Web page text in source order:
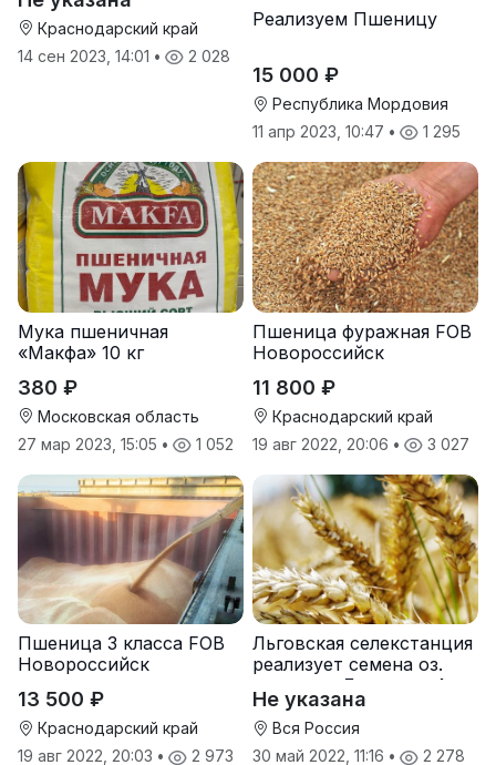
Краснодарский край
14 сен 2023, 14:01 • 2 028
Реализуем Пшеницу
15 000 ₽
Республика Мордовия
11 апр 2023, 10:47 • 1 295
Мука пшеничная
«Макфа» 10 кг
380 ₽
Московская область
27 мар 2023, 15:05 • 1 052
Пшеница фуражная FOB
Новороссийск
11 800 ₽
Краснодарский край
19 авг 2022, 20:06 • 3 027
Пшеница 3 класса FOB
Новороссийск
13 500 ₽
Краснодарский край
19 авг 2022, 20:03 • 2 973
Льговская селекстанция
реализует семена оз.
пшеницы Льговская4 и
Льговская8
Не указана
Вся Россия
30 май 2022, 11:16 • 2 278